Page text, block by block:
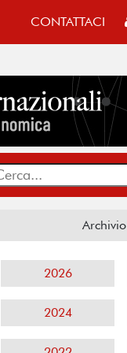
CONTATTACI
Archivio
2026
2024